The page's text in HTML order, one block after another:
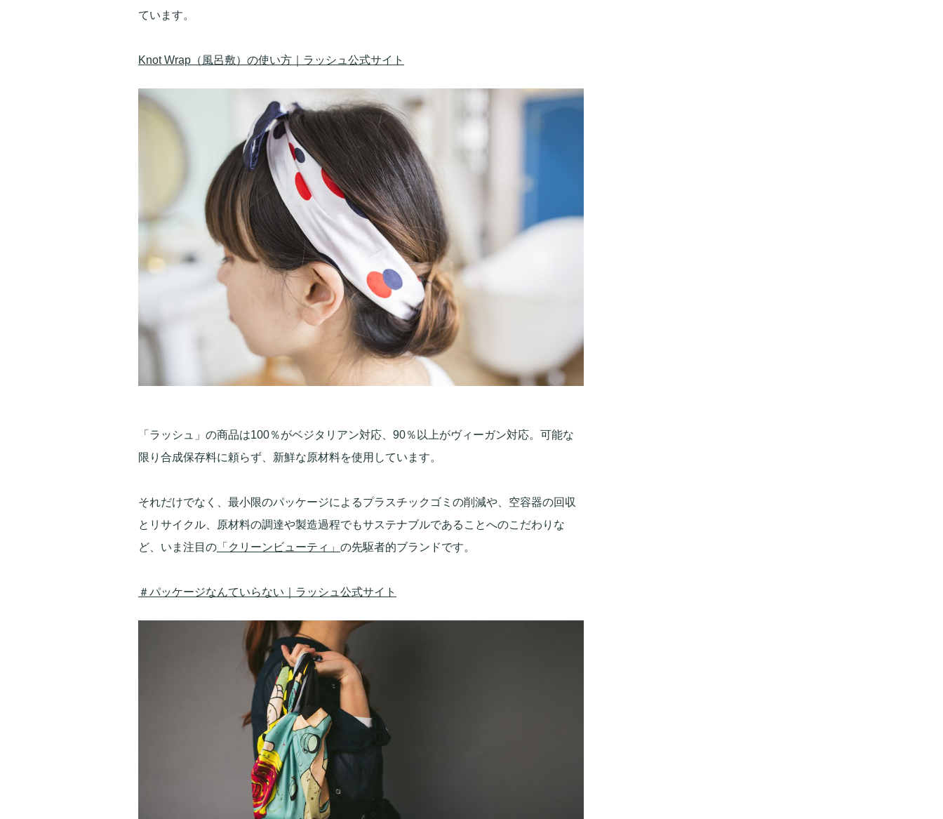
ています。
Knot Wrap（風呂敷）の使い方｜ラッシュ公式サイト
「ラッシュ」の商品は100％がベジタリアン対応、90％以上がヴィーガン対応。可能な
限り合成保存料に頼らず、新鮮な原材料を使用しています。
それだけでなく、最小限のパッケージによるプラスチックゴミの削減や、空容器の回収
とリサイクル、原材料の調達や製造過程でもサステナブルであることへのこだわりな
ど、いま注目の 「クリーンビューティ」 の先駆者的ブランドです。
＃パッケージなんていらない｜ラッシュ公式サイト